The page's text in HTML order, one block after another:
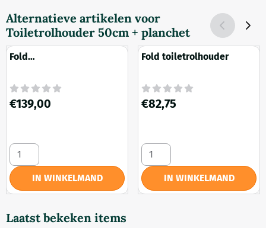
Alternatieve artikelen voor
Toiletrolhouder 50cm + planchet
Fold
Prijs: 139,00
€139,00
Aantal kiezen voor Fold Toiletborstelgarnituur
IN WINKELMAND
Fold toiletrolhouder
Prijs: 82,75
€82,75
Aantal kiezen voor Fold
IN WINKELMAND
Laatst bekeken items